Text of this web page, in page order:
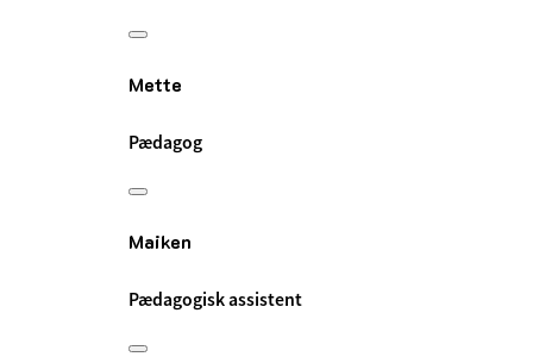
Mette
Pædagog
Maiken
Pædagogisk assistent